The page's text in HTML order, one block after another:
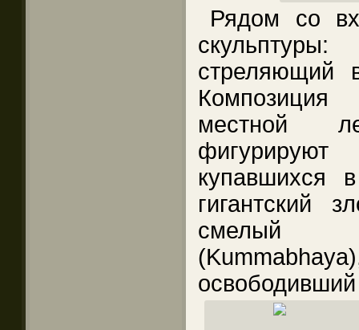
Рядом со
стреляющий
местной
купавшихся
гигантский
смелый